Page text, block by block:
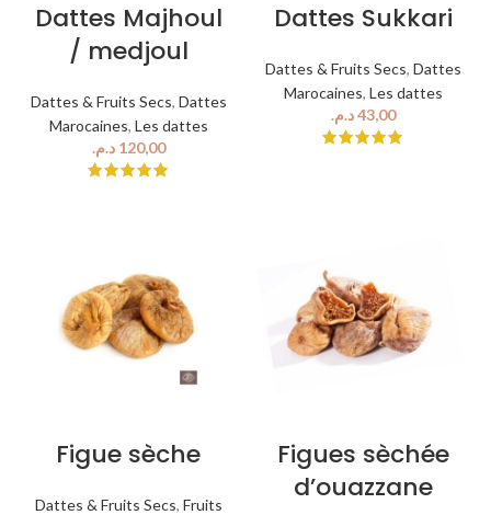
Dattes Majhoul
/ medjoul
Dattes & Fruits Secs, Dattes
Marocaines, Les dattes
د.م.
Dattes Sukkari
Dattes & Fruits Secs, Dattes
Marocaines, Les dattes
د.م.
Figue sèche
Dattes & Fruits Secs, Fruits
Figues sèchée
d’ouazzane